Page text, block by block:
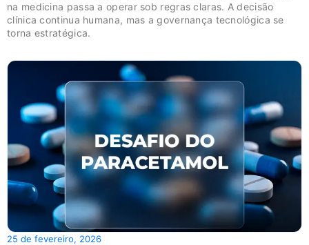
na medicina passa a operar sob regras claras. A decisão
clínica continua humana, mas a governança tecnológica se
torna estratégica.
25 de fevereiro, 2026